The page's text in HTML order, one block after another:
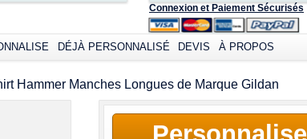
Connexion et Paiement Sécurisés
DÉJÀ PERSONNALISÉ DEVIS À PROPOS
Hammer Manches Longues de Marque Gildan